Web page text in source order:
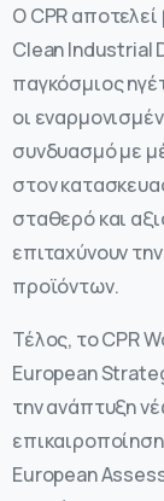
Ο CPR
Clean Industrial
παγκόσμιος
οι
συνδυασμό με
στον
σταθερό και
επιταχύνουν
προϊόντων.
Τέλος, το CPR
European
την ανάπτυξη
European